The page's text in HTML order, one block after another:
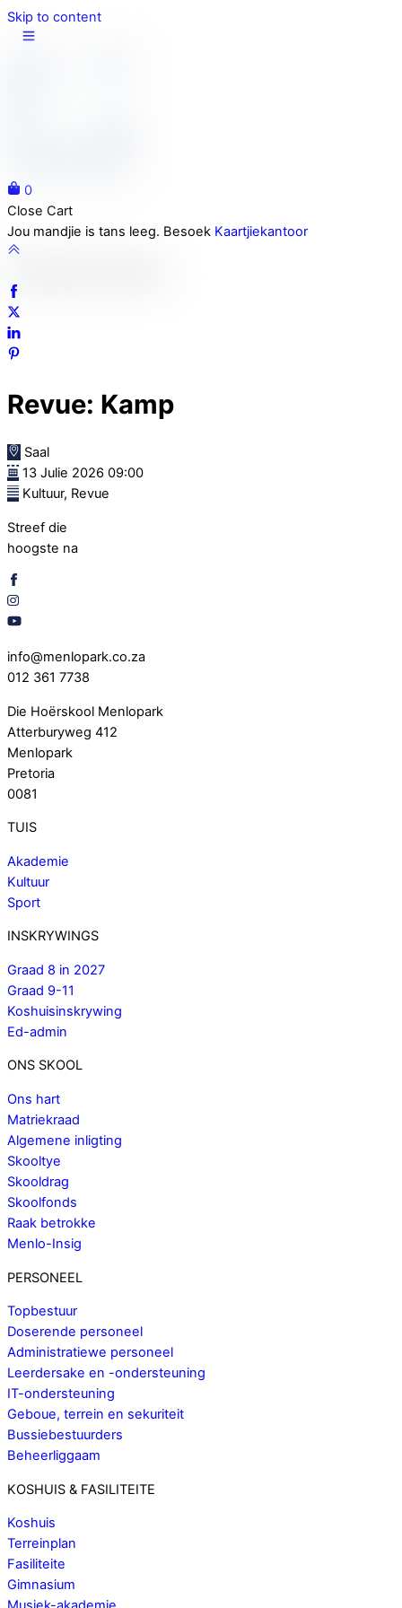
Skip to content
0
Close Cart
Jou mandjie is tans leeg. Besoek Kaartjiekantoor
Revue: Kamp
Saal
13 Julie 2026 09:00
Kultuur, Revue
Streef die
hoogste na
info@menlopark.co.za
012 361 7738
Die Hoërskool Menlopark
Atterburyweg 412
Menlopark
Pretoria
0081
TUIS
Akademie
Kultuur
Sport
INSKRYWINGS
Graad 8 in 2027
Graad 9-11
Koshuisinskrywing
Ed-admin
ONS SKOOL
Ons hart
Matriekraad
Algemene inligting
Skooltye
Skooldrag
Skoolfonds
Raak betrokke
Menlo-Insig
PERSONEEL
Topbestuur
Doserende personeel
Administratiewe personeel
Leerdersake en -ondersteuning
IT-ondersteuning
Geboue, terrein en sekuriteit
Bussiebestuurders
Beheerliggaam
KOSHUIS & FASILITEITE
Koshuis
Terreinplan
Fasiliteite
Gimnasium